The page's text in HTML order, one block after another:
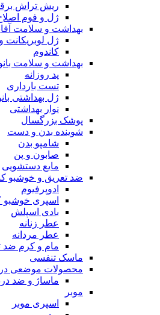
ریش تراش برقی
ژل و فوم اصلاح
بهداشت و سلامت آقایان
ژل لوبریکانت و روان کننده
بهداشت و سلامت بانوان
تست بارداری
ژل بهداشتی بانوان
نوار بهداشتی
پوشک بزرگسال
شوینده بدن و دست
شامپو بدن
صابون و پن
مایع دستشویی
ضد تعریق و خوشبو کننده
ادوپرفیوم
اسپری خوشبو کننده بدن
بادی اسپلش
عطر زنانه
عطر مردانه
مام و کرم ضد تعریق
ماسک تنفسی
محصولات موضعی درمانی
ماساژ و ضد درد
اسپری موبر